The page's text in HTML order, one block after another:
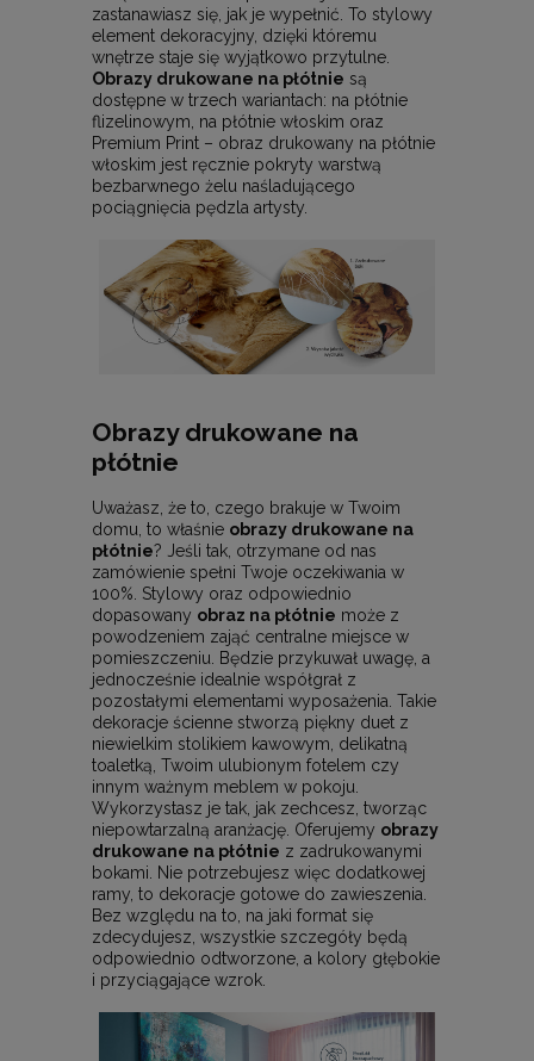
zastanawiasz się, jak je wypełnić. To stylowy
element dekoracyjny, dzięki któremu
wnętrze staje się wyjątkowo przytulne.
Obrazy drukowane na płótnie są
dostępne w trzech wariantach: na płótnie
flizelinowym, na płótnie włoskim oraz
Premium Print – obraz drukowany na płótnie
włoskim jest ręcznie pokryty warstwą
bezbarwnego żelu naśladującego
pociągnięcia pędzla artysty.
Obrazy drukowane na
płótnie
Uważasz, że to, czego brakuje w Twoim
domu, to właśnie obrazy drukowane na
płótnie? Jeśli tak, otrzymane od nas
zamówienie spełni Twoje oczekiwania w
100%. Stylowy oraz odpowiednio
dopasowany obraz na płótnie może z
powodzeniem zająć centralne miejsce w
pomieszczeniu. Będzie przykuwał uwagę, a
jednocześnie idealnie współgrał z
pozostałymi elementami wyposażenia. Takie
dekoracje ścienne stworzą piękny duet z
niewielkim stolikiem kawowym, delikatną
toaletką, Twoim ulubionym fotelem czy
innym ważnym meblem w pokoju.
Wykorzystasz je tak, jak zechcesz, tworząc
niepowtarzalną aranżację. Oferujemy obrazy
drukowane na płótnie z zadrukowanymi
bokami. Nie potrzebujesz więc dodatkowej
ramy, to dekoracje gotowe do zawieszenia.
Bez względu na to, na jaki format się
zdecydujesz, wszystkie szczegóły będą
odpowiednio odtworzone, a kolory głębokie
i przyciągające wzrok.